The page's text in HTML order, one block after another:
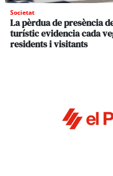
Societat
La pèrdua de presència
turístic evidencia cada
residents i visitants